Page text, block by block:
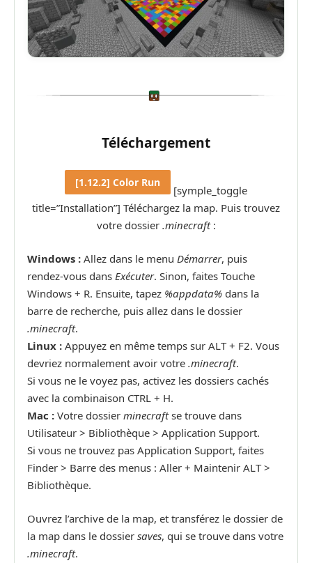
Téléchargement
[1.12.2] Color Run
[symple_toggle
title=”Installation”] Téléchargez la map. Puis trouvez
votre dossier .minecraft:
Windows : Allez dans le menu Démarrer, puis
rendez-vous dans Exécuter. Sinon, faites Touche
Windows + R. Ensuite, tapez %appdata% dans la
barre de recherche, puis allez dans le dossier
.minecraft.
Linux : Appuyez en même temps sur ALT + F2. Vous
devriez normalement avoir votre .minecraft.
Si vous ne le voyez pas, activez les dossiers cachés
avec la combinaison CTRL + H.
Mac : Votre dossier minecraftse trouve dans
Utilisateur > Bibliothèque > Application Support.
Si vous ne trouvez pas Application Support, faites
Finder > Barre des menus : Aller + Maintenir ALT >
Bibliothèque.
Ouvrez l’archive de la map, et transférez le dossier de
la map dans le dossier saves, qui se trouve dans votre
.minecraft.